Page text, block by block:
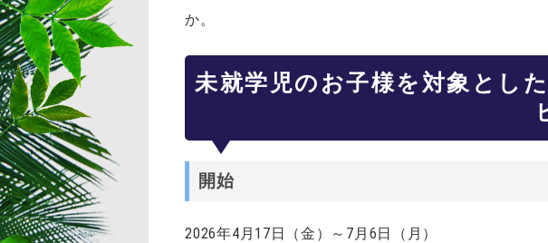
か。
未就学児のお子様を対象とし
開始
2026年4月17日（金）～7月6日（月）